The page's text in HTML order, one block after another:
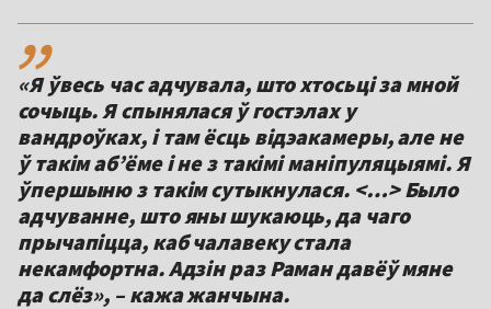
,,
«Я ўвесь час адчувала, што хтосьці за мной
сочыць. Я спынялася ў гостэлах у
вандроўках, і там ёсць відэакамеры, але не
ў такім аб’ёме і не з такімі маніпуляцыямі. Я
ўпершыню з такім сутыкнулася. <…> Было
адчуванне, што яны шукаюць, да чаго
прычапіцца, каб чалавеку стала
некамфортна. Адзін раз Раман давёў мяне
да слёз», – кажа жанчына.